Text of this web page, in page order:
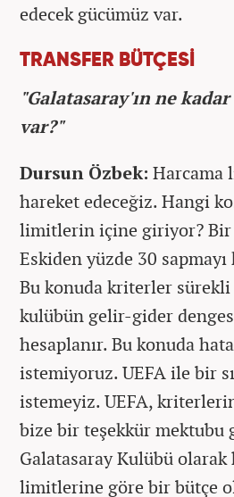
edecek gücümüz var.
TRANSFER BÜTÇESİ
"Galatasaray'ın ne
var?"
Dursun Özbek: Harcama
hareket edeceğiz. Hangi
limitlerin içine giriyor? Bir
Eskiden yüzde 30
Bu konuda kriterler
kulübün gelir-gider
hesaplanır. Bu konuda
istemiyoruz. UEFA ile bir
istemeyiz. UEFA,
bize bir teşekkür mektubu
Galatasaray Kulübü olarak
limitlerine göre bir bütçe